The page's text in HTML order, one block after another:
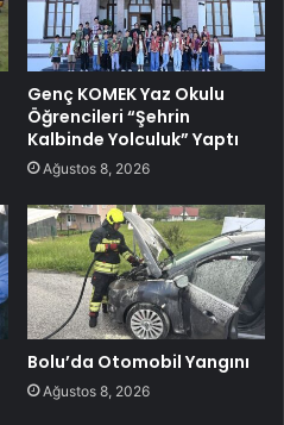
Genç KOMEK Yaz Okulu
Öğrencileri “Şehrin
Kalbinde Yolculuk” Yaptı
Ağustos 8, 2026
Bolu’da Otomobil Yangını
Ağustos 8, 2026